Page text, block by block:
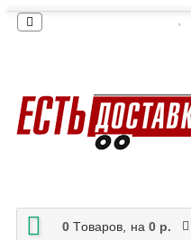
0 Tоваров, на 0 р.